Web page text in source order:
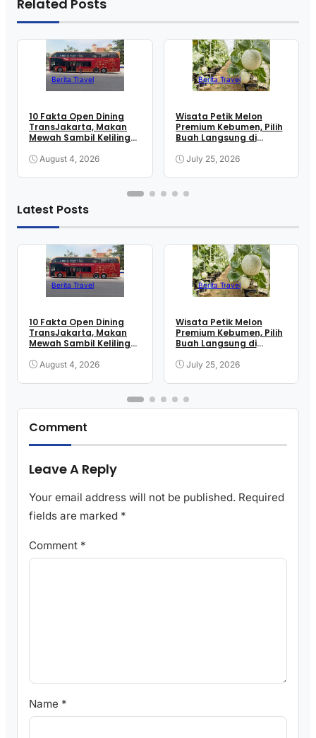
Related Posts
Berita Travel
10 Fakta Open Dining
TransJakarta, Makan
Mewah Sambil Keliling
August 4, 2026
Berita Travel
Wisata Petik Melon
Premium Kebumen, Pilih
Buah Langsung di
July 25, 2026
Latest Posts
Berita Travel
10 Fakta Open Dining
TransJakarta, Makan
Mewah Sambil Keliling
August 4, 2026
Berita Travel
Wisata Petik Melon
Premium Kebumen, Pilih
Buah Langsung di
July 25, 2026
Comment
Leave A Reply
Your email address will not be published. Required
fields are marked *
Comment *
Name *